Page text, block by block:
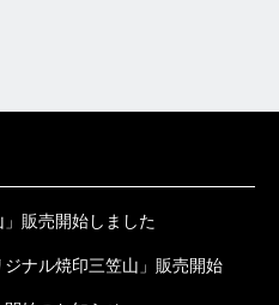
」販売開始しました
ナル焼印三笠山」販売開始